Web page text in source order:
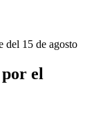
del 15 de agosto
el